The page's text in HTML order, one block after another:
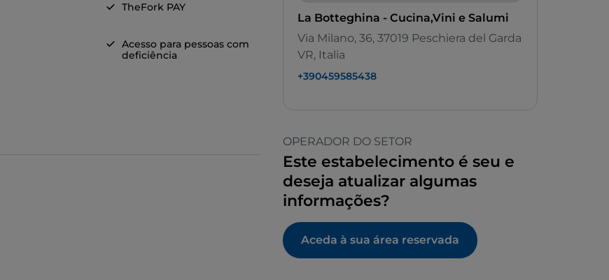
TheFork PAY
Acesso para pessoas com
deficiência
La Botteghina - Cucina,Vini e Salumi
Via Milano, 36, 37019 Peschiera del Garda
VR, Italia
+390459585438
OPERADOR DO SETOR
Este estabelecimento é seu e
deseja atualizar algumas
informações?
Aceda à sua área reservada